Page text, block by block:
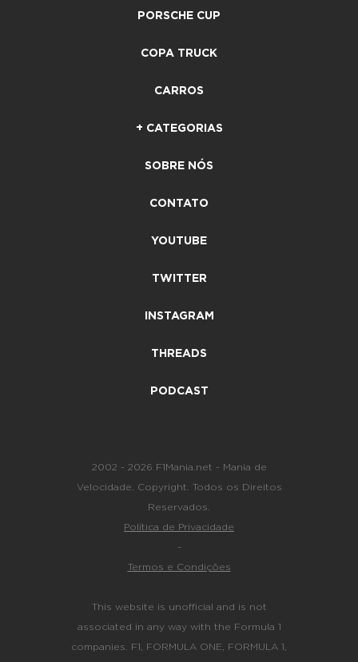
PORSCHE CUP
COPA TRUCK
CARROS
+ CATEGORIAS
SOBRE NÓS
CONTATO
YOUTUBE
TWITTER
INSTAGRAM
THREADS
PODCAST
2002 - 2026 F1Mania.net - Mania de
Velocidade. Copyright. Todos os Direitos
Reservados.
Política de Privacidade
-
Termos e Condições
This website is unofficial and is not
associated in any way with the Formula 1
companies. F1, FORMULA ONE, FORMULA 1,